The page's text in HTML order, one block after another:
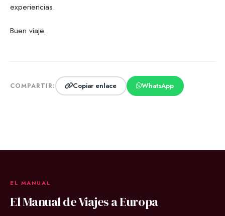
experiencias.
Buen viaje.
COMPARTIR: Copiar enlace WhatsApp
EL MANUAL
El Manual de Viajes a Europa